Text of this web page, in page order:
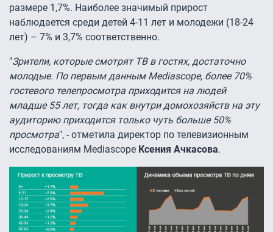
размере 1,7%. Наиболее значимый прирост
наблюдается среди детей 4-11 лет и молодежи (18-24
лет) – 7% и 3,7% соответственно.
"Зрители, которые смотрят ТВ в гостях, достаточно
молодые. По первым данным Mediascope, более 70%
гостевого телепросмотра приходится на людей
младше 55 лет, тогда как внутри домохозяйств на эту
аудиторию приходится только чуть больше 50%
просмотра", - отметила директор по телевизионным
исследованиям Mediascope Ксения Ачкасова.